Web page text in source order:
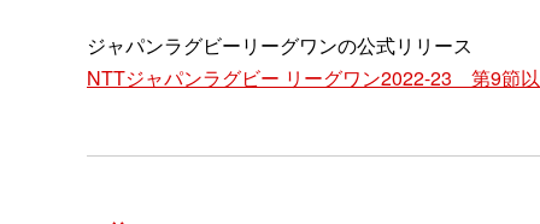
ジャパンラグビーリーグワンの公式リリース
NTTジャパンラグビー リーグワン2022-23 第9節